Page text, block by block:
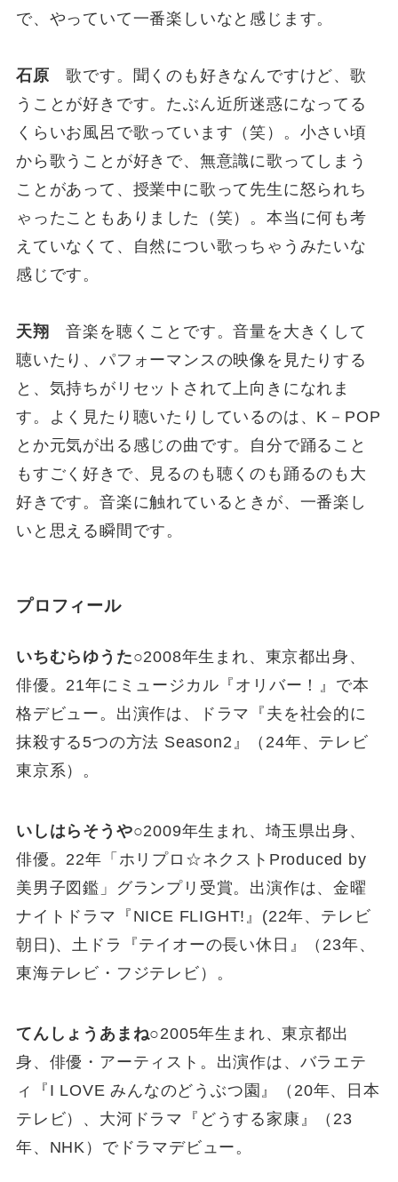
で、やっていて一番楽しいなと感じます。
石原 歌です。聞くのも好きなんですけど、歌
うことが好きです。たぶん近所迷惑になってる
くらいお風呂で歌っています（笑）。小さい頃
から歌うことが好きで、無意識に歌ってしまう
ことがあって、授業中に歌って先生に怒られち
ゃったこともありました（笑）。本当に何も考
えていなくて、自然につい歌っちゃうみたいな
感じです。
天翔 音楽を聴くことです。音量を大きくして
聴いたり、パフォーマンスの映像を見たりする
と、気持ちがリセットされて上向きになれま
す。よく見たり聴いたりしているのは、K－POP
とか元気が出る感じの曲です。自分で踊ること
もすごく好きで、見るのも聴くのも踊るのも大
好きです。音楽に触れているときが、一番楽し
いと思える瞬間です。
プロフィール
いちむらゆうた○2008年生まれ、東京都出身、
俳優。21年にミュージカル『オリバー！』で本
格デビュー。出演作は、ドラマ『夫を社会的に
抹殺する5つの方法 Season2』（24年、テレビ
東京系）。
いしはらそうや○2009年生まれ、埼玉県出身、
俳優。22年「ホリプロ☆ネクストProduced by
美男子図鑑」グランプリ受賞。出演作は、金曜
ナイトドラマ『NICE FLIGHT!』(22年、テレビ
朝日)、土ドラ『テイオーの長い休日』（23年、
東海テレビ・フジテレビ）。
てんしょうあまね○2005年生まれ、東京都出
身、俳優・アーティスト。出演作は、バラエテ
ィ『I LOVE みんなのどうぶつ園』（20年、日本
テレビ）、大河ドラマ『どうする家康』（23
年、NHK）でドラマデビュー。